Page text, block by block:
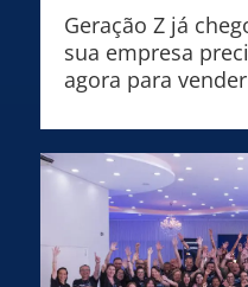
Geração Z já
sua empresa
agora para